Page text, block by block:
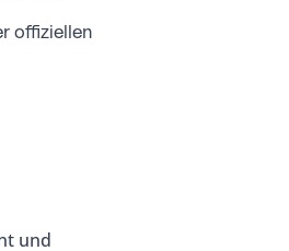
offiziellen
und